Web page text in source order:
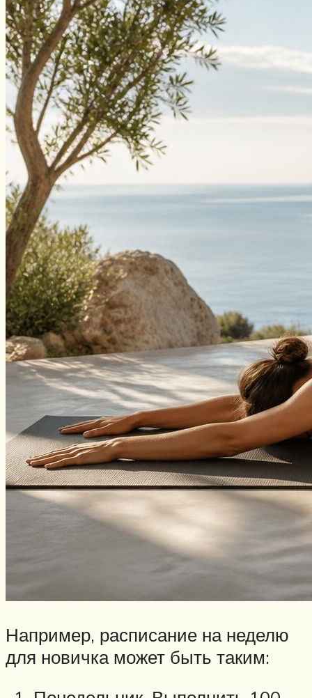
Например, расписание на неделю
для новичка может быть таким: